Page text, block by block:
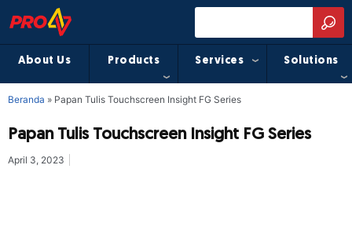
About Us Products Services Solutions
Beranda » Papan Tulis Touchscreen Insight FG Series
Papan Tulis Touchscreen Insight FG Series
April 3, 2023